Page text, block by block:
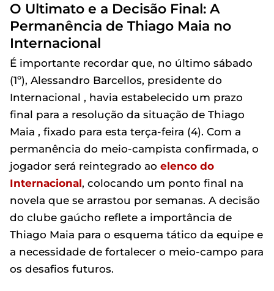
O Ultimato e a Decisão Final: A
Permanência de Thiago Maia no
Internacional
É importante recordar que, no último sábado
(1º), Alessandro Barcellos, presidente do
Internacional , havia estabelecido um prazo
final para a resolução da situação de Thiago
Maia , fixado para esta terça-feira (4). Com a
permanência do meio-campista confirmada, o
jogador será reintegrado ao elenco do
Internacional, colocando um ponto final na
novela que se arrastou por semanas. A decisão
do clube gaúcho reflete a importância de
Thiago Maia para o esquema tático da equipe e
a necessidade de fortalecer o meio-campo para
os desafios futuros.